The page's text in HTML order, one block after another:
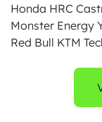
Honda HRC
Monster Energy
Red Bull KTM